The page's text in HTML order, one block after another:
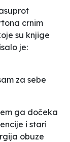
crnim
su knjige
je:
za sebe
ga dočeka
i stari
obuze